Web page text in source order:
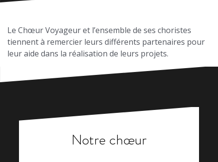
Le Chœur Voyageur et l’ensemble de ses choristes
tiennent à remercier leurs différents partenaires pour
leur aide dans la réalisation de leurs projets.
Notre chœur